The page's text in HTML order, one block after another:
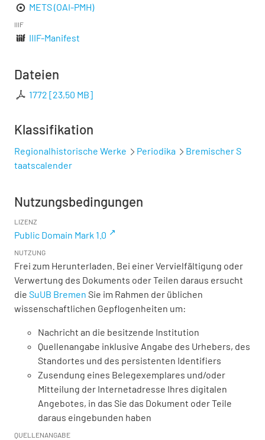
METS (OAI-PMH)
IIIF
IIIF-Manifest
Dateien
1772 [23,50 MB]
Klassifikation
Regionalhistorische Werke Periodika
Bremischer S
taatscalender
Nutzungsbedingungen
LIZENZ
Public Domain Mark 1.0
NUTZUNG
Frei zum Herunterladen. Bei einer Vervielfältigung oder
Verwertung des Dokuments oder Teilen daraus ersucht
die SuUB Bremen Sie im Rahmen der üblichen
wissenschaftlichen Gepflogenheiten um:
Nachricht an die besitzende Institution
Quellenangabe inklusive Angabe des Urhebers, des
Standortes und des persistenten Identifiers
Zusendung eines Belegexemplares und/oder
Mitteilung der Internetadresse Ihres digitalen
Angebotes, in das Sie das Dokument oder Teile
daraus eingebunden haben
QUELLENANGABE